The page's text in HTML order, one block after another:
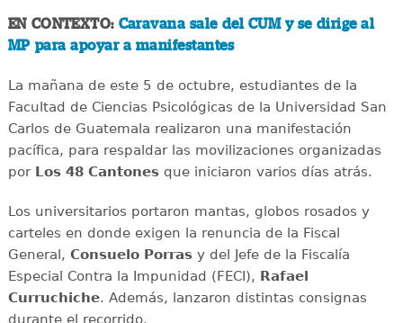
EN CONTEXTO: Caravana sale del CUM y se dirige al
MP para apoyar a manifestantes
La mañana de este 5 de octubre, estudiantes de la
Facultad de Ciencias Psicológicas de la Universidad San
Carlos de Guatemala realizaron una manifestación
pacífica, para respaldar las movilizaciones organizadas
por Los 48 Cantonesque iniciaron varios días atrás.
Los universitarios portaron mantas, globos rosados y
carteles en donde exigen la renuncia de la Fiscal
General, Consuelo Porrasy del Jefe de la Fiscalía
Especial Contra la Impunidad (FECI), Rafael
Curruchiche. Además, lanzaron distintas consignas
durante el recorrido.